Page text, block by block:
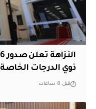
ذوي الدرجات الخاصة
قبل 8 ساعات